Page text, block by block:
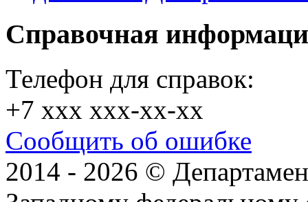
Справочная
Телефон для справок:
+7 xxx xxx-xx-xx
Сообщить об ошибке
2014 - 2026 ©